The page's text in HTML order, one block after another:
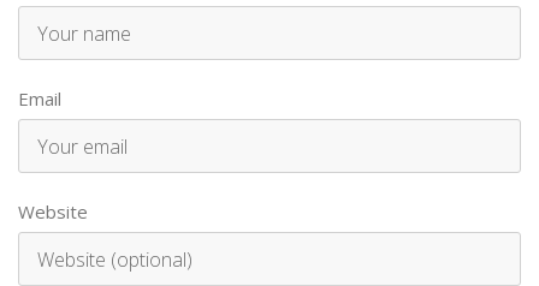
Email
Website